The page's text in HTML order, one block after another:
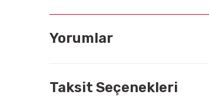
Yorumlar
Taksit Seçenekleri